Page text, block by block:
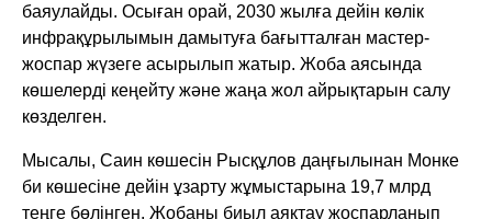
баяулайды. Осыған орай, 2030 жылға дейін көлік
инфрақұрылымын дамытуға бағытталған мастер-
жоспар жүзеге асырылып жатыр. Жоба аясында
көшелерді кеңейту және жаңа жол айрықтарын салу
көзделген.
Мысалы, Саин көшесін Рысқұлов даңғылынан Монке
би көшесіне дейін ұзарту жұмыстарына 19,7 млрд
теңге бөлінген. Жобаны биыл аяқтау жоспарланып